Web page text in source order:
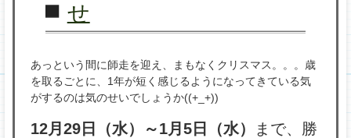
せ
あっという間に師走を迎え、まもなくクリスマス。。。歳
を取るごとに、1年が短く感じるようになってきている気
がするのは気のせいでしょうか((+_+))
12月29日（水）～1月5日（水）
まで、勝